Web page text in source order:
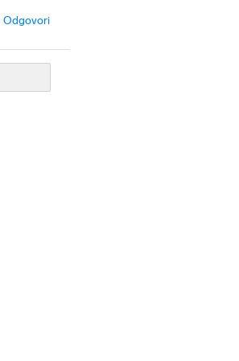
Odgovori